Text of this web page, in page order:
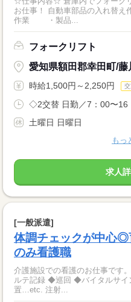
お仕事！ 自動車部品の入れ替え作業もあり
作業 ・製品...
フォークリフト
愛知県額田郡幸田町/藤
時給1,500円～2,250円
◇2交替 日勤／7：00〜
土曜日 日曜日
もっ
求人
[一般派遣]
体調チェックが中心◎
のみ看護職
介護施設での看護のお仕事です。 具体的には… ◆内服薬の管理 ◆カ
ルテ記録 ◆巡回 ◆バイタルサ
置…etc. 注射...